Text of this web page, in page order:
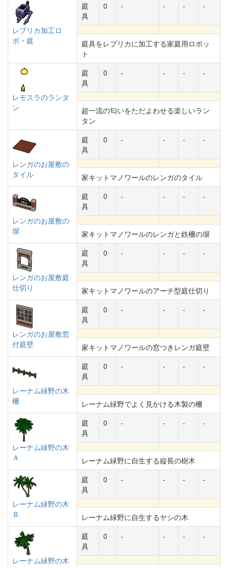
レプリカ加工ロ
ボ・庭
庭
具
0 - - - -
庭具をレプリカに加工する家庭用ロボッ
ト
レモスラのランタ
ン
庭
具
0 - - - -
超一流の匂いをただよわせる楽しいラン
タン
レンガのお屋敷の
タイル
庭
具
0 - - - -
家キットマノワールのレンガのタイル
レンガのお屋敷の
塀
庭
具
0 - - - -
家キットマノワールのレンガと鉄柵の塀
レンガのお屋敷庭
仕切り
庭
具
0 - - - -
家キットマノワールのアーチ型庭仕切り
レンガのお屋敷窓
付庭壁
庭
具
0 - - - -
家キットマノワールの窓つきレンガ庭壁
レーナム緑野の木
柵
庭
具
0 - - - -
レーナム緑野でよく見かける木製の柵
レーナム緑野の木
Ａ
庭
具
0 - - - -
レーナム緑野に自生する縦長の樹木
レーナム緑野の木
Ｂ
庭
具
0 - - - -
レーナム緑野に自生するヤシの木
レーナム緑野の木
庭
具
0 - - - -